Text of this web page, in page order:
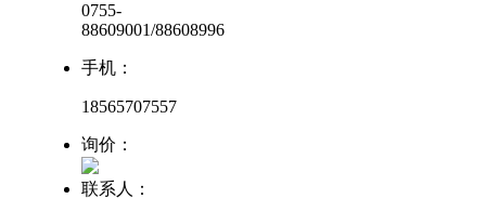
0755-
88609001/88608996
手机：
18565707557
询价：
联系人：